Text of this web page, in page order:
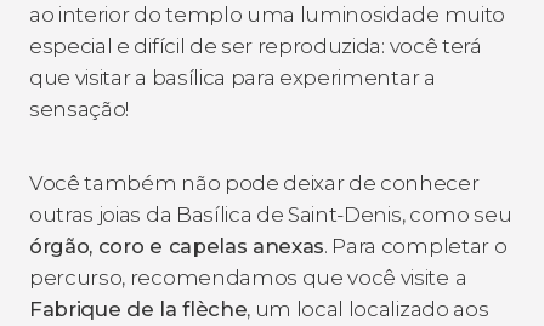
ao interior do templo uma luminosidade muito
especial e difícil de ser reproduzida: você terá
que visitar a basílica para experimentar a
sensação!
Você também não pode deixar de conhecer
outras joias da Basílica de Saint-Denis, como seu
órgão, coro e capelas anexas. Para completar o
percurso, recomendamos que você visite a
Fabrique de la flèche, um local localizado aos